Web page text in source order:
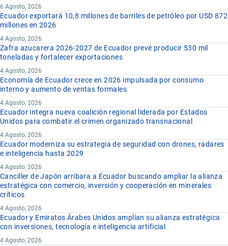
6 Agosto, 2026
Ecuador exportará 10,8 millones de barriles de petróleo por USD 872
millones en 2026
4 Agosto, 2026
Zafra azucarera 2026-2027 de Ecuador prevé producir 530 mil
toneladas y fortalecer exportaciones
4 Agosto, 2026
Economía de Ecuador crece en 2026 impulsada por consumo
interno y aumento de ventas formales
4 Agosto, 2026
Ecuador integra nueva coalición regional liderada por Estados
Unidos para combatir el crimen organizado transnacional
4 Agosto, 2026
Ecuador moderniza su estrategia de seguridad con drones, radares
e inteligencia hasta 2029
4 Agosto, 2026
Canciller de Japón arribara a Ecuador buscando ampliar la alianza
estratégica con comercio, inversión y cooperación en minerales
críticos
4 Agosto, 2026
Ecuador y Emiratos Árabes Unidos amplían su alianza estratégica
con inversiones, tecnología e inteligencia artificial
4 Agosto, 2026